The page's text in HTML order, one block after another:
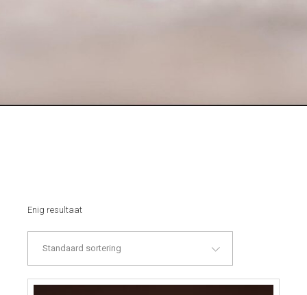
Enig resultaat
Standaard sortering